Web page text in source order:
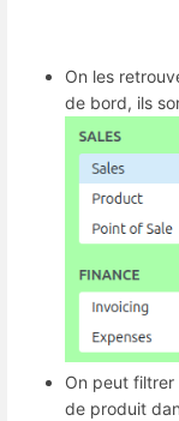
On les
de bord, ils
On peut
de produit